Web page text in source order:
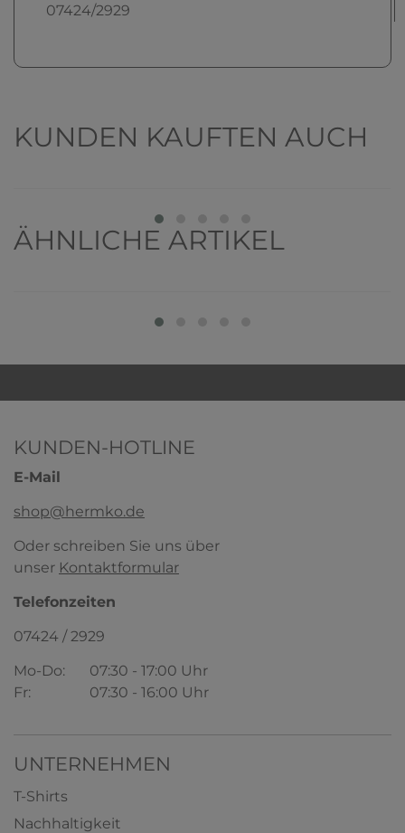
07424/2929
KUNDEN KAUFTEN AUCH
HERMKO 1031 4er Pack Damen Midi-Slip
100% Bio-Baumwolle
+ 1
ÄHNLICHE ARTIKEL
HERMKO 5031 3er Pack Damen Midi-Slip
KUNDEN-HOTLINE
E-Mail
shop@hermko.de
Oder schreiben Sie uns über
unser Kontaktformular
Telefonzeiten
07424 / 2929
Mo-Do:
07:30 - 17:00 Uhr
Fr:
07:30 - 16:00 Uhr
UNTERNEHMEN
T-Shirts
Nachhaltigkeit